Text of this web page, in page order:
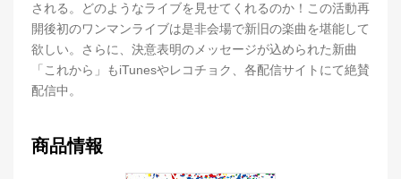
される。どのようなライブを見せてくれるのか！この活動再
開後初のワンマンライブは是非会場で新旧の楽曲を堪能して
欲しい。さらに、決意表明のメッセージが込められた新曲
「これから」もiTunesやレコチョク、各配信サイトにて絶賛
配信中。
商品情報